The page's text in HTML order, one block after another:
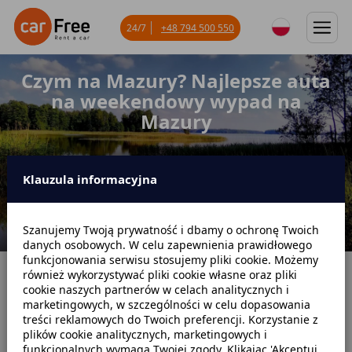
Czym na Mazury? Najlepsze auta
na weekendowy wypad na
Mazury
24/7 +48 794 500 550
Strona główna Blog
Poradniki dotyczące wynajmu
Czym na Mazury? Najlepsze auta na weekendowy wypad na Mazury
Klauzula informacyjna
Szanujemy Twoją prywatność i dbamy o ochronę Twoich
danych osobowych. W celu zapewnienia prawidłowego
funkcjonowania serwisu stosujemy pliki cookie. Możemy
również wykorzystywać pliki cookie własne oraz pliki
cookie naszych partnerów w celach analitycznych i
marketingowych, w szczególności w celu dopasowania
treści reklamowych do Twoich preferencji. Korzystanie z
plików cookie analitycznych, marketingowych i